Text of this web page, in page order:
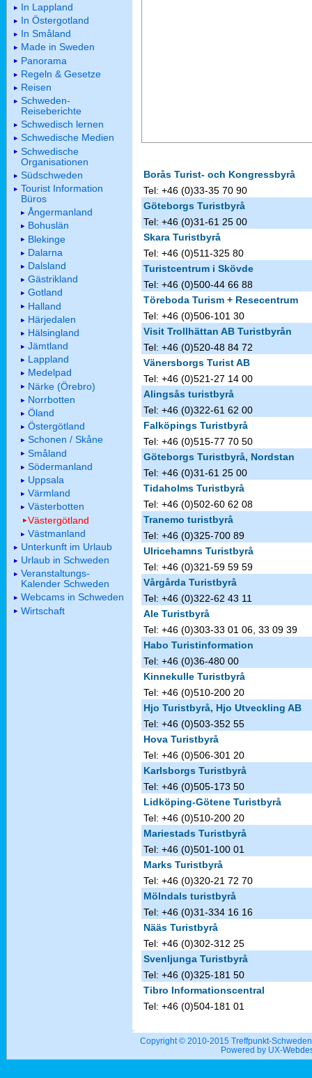
Borås Turist- och Kongressbyrå
Tel: +46 (0)33-35 70 90
Göteborgs Turistbyrå
Tel: +46 (0)31-61 25 00
Skara Turistbyrå
Tel: +46 (0)511-325 80
Turistcentrum i Skövde
Tel: +46 (0)500-44 66 88
Töreboda Turism + Resecentrum
Tel: +46 (0)506-101 30
Visit Trollhättan AB Turistbyrån
Tel: +46 (0)520-48 84 72
Vänersborgs Turist AB
Tel: +46 (0)521-27 14 00
Alingsås turistbyrå
Tel: +46 (0)322-61 62 00
Falköpings Turistbyrå
Tel: +46 (0)515-77 70 50
Göteborgs Turistbyrå, Nordstan
Tel: +46 (0)31-61 25 00
Tidaholms Turistbyrå
Tel: +46 (0)502-60 62 08
Tranemo turistbyrå
Tel: +46 (0)325-700 89
Ulricehamns Turistbyrå
Tel: +46 (0)321-59 59 59
Vårgårda Turistbyrå
Tel: +46 (0)322-62 43 11
Ale Turistbyrå
Tel: +46 (0)303-33 01 06, 33 09 39
Habo Turistinformation
Tel: +46 (0)36-480 00
Kinnekulle Turistbyrå
Tel: +46 (0)510-200 20
Hjo Turistbyrå, Hjo Utveckling AB
Tel: +46 (0)503-352 55
Hova Turistbyrå
Tel: +46 (0)506-301 20
Karlsborgs Turistbyrå
Tel: +46 (0)505-173 50
Lidköping-Götene Turistbyrå
Tel: +46 (0)510-200 20
Mariestads Turistbyrå
Tel: +46 (0)501-100 01
Marks Turistbyrå
Tel: +46 (0)320-21 72 70
Mölndals turistbyrå
Tel: +46 (0)31-334 16 16
Nääs Turistbyrå
Tel: +46 (0)302-312 25
Svenljunga Turistbyrå
Tel: +46 (0)325-181 50
Tibro Informationscentral
Tel: +46 (0)504-181 01
In Lappland
In Östergotland
In Småland
Made in Sweden
Panorama
Regeln & Gesetze
Reisen
Schweden-
Reiseberichte
Schwedisch lernen
Schwedische Medien
Schwedische
Organisationen
Südschweden
Tourist Information
Büros
Ångermanland
Bohuslän
Blekinge
Dalarna
Dalsland
Gästrikland
Gotland
Halland
Härjedalen
Hälsingland
Jämtland
Lappland
Medelpad
Närke (Örebro)
Norrbotten
Öland
Östergötland
Schonen / Skåne
Småland
Södermanland
Uppsala
Värmland
Västerbotten
Västergötland
Västmanland
Unterkunft im Urlaub
Urlaub in Schweden
Veranstaltungs-
Kalender Schweden
Webcams in Schweden
Wirtschaft
Copyright © 2010-2015 Treffpunkt-
Powered by UX-